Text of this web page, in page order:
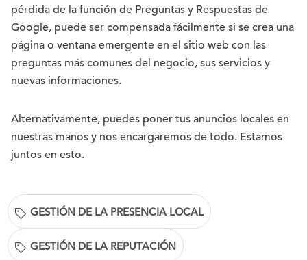
pérdida de la función de Preguntas y Respuestas de
Google, puede ser compensada fácilmente si se crea una
página o ventana emergente en el sitio web con las
preguntas más comunes del negocio, sus servicios y
nuevas informaciones.
Alternativamente, puedes poner tus anuncios locales en
nuestras manos y nos encargaremos de todo. Estamos
juntos en esto.
GESTIÓN DE LA PRESENCIA LOCAL
GESTIÓN DE LA REPUTACIÓN